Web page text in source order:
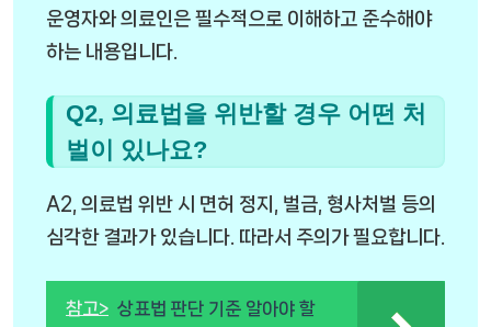
운영자와 의료인은 필수적으로 이해하고 준수해야
하는 내용입니다.
Q2, 의료법을 위반할 경우 어떤 처
벌이 있나요?
A2, 의료법 위반 시 면허 정지, 벌금, 형사처벌 등의
심각한 결과가 있습니다. 따라서 주의가 필요합니다.
참고> 상표법 판단 기준 알아야 할